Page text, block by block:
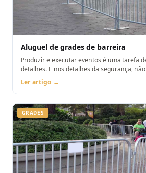
Aluguel de grades de barreira
Produzir e executar eventos é uma tarefa
detalhes. E nos detalhes da segurança, não pode faltar Aluguel
de grades de barreira
Ler artigo →
GRADES